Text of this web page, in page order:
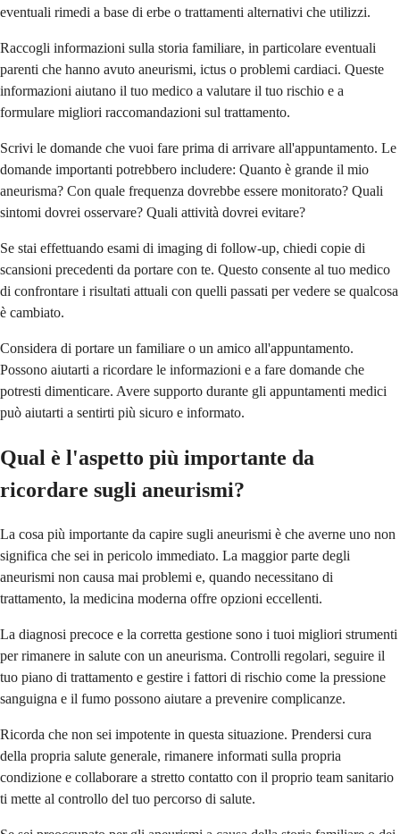
eventuali rimedi a base di erbe o trattamenti alternativi che utilizzi.
Raccogli informazioni sulla storia familiare, in particolare eventuali
parenti che hanno avuto aneurismi, ictus o problemi cardiaci. Queste
informazioni aiutano il tuo medico a valutare il tuo rischio e a
formulare migliori raccomandazioni sul trattamento.
Scrivi le domande che vuoi fare prima di arrivare all'appuntamento. Le
domande importanti potrebbero includere: Quanto è grande il mio
aneurisma? Con quale frequenza dovrebbe essere monitorato? Quali
sintomi dovrei osservare? Quali attività dovrei evitare?
Se stai effettuando esami di imaging di follow-up, chiedi copie di
scansioni precedenti da portare con te. Questo consente al tuo medico
di confrontare i risultati attuali con quelli passati per vedere se qualcosa
è cambiato.
Considera di portare un familiare o un amico all'appuntamento.
Possono aiutarti a ricordare le informazioni e a fare domande che
potresti dimenticare. Avere supporto durante gli appuntamenti medici
può aiutarti a sentirti più sicuro e informato.
Qual è l'aspetto più importante da
ricordare sugli aneurismi?
La cosa più importante da capire sugli aneurismi è che averne uno non
significa che sei in pericolo immediato. La maggior parte degli
aneurismi non causa mai problemi e, quando necessitano di
trattamento, la medicina moderna offre opzioni eccellenti.
La diagnosi precoce e la corretta gestione sono i tuoi migliori strumenti
per rimanere in salute con un aneurisma. Controlli regolari, seguire il
tuo piano di trattamento e gestire i fattori di rischio come la pressione
sanguigna e il fumo possono aiutare a prevenire complicanze.
Ricorda che non sei impotente in questa situazione. Prendersi cura
della propria salute generale, rimanere informati sulla propria
condizione e collaborare a stretto contatto con il proprio team sanitario
ti mette al controllo del tuo percorso di salute.